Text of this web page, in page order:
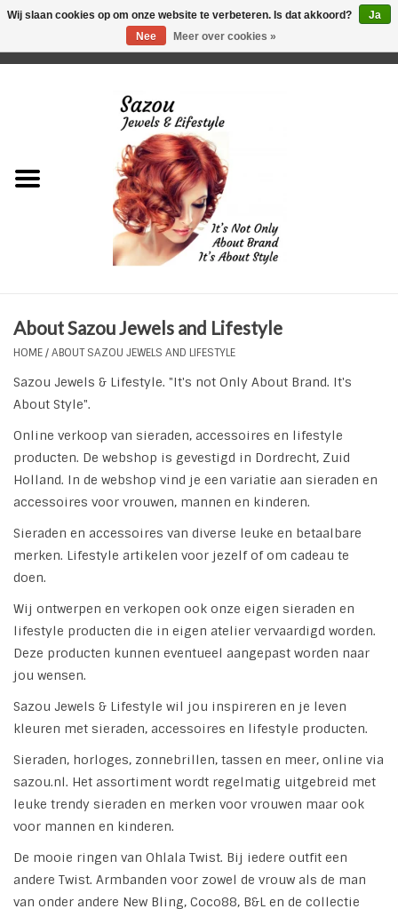
Just for Him
Plus Size Sieraden
Enkelbandjes
Tassen en meer
Haaraccesoires
Zonnebrillen
Fashion
ON THE BEACH
Charmin*s
Ohlala Jewels
LIFESTYLE PRODUCTEN
INSPIRATIE
SALE
About Sazou Jewels and Lifestyle
HOME/ABOUT SAZOU JEWELS AND LIFESTYLE
Sazou Jewels & Lifestyle. "It's not Only About Brand. It's
About Style".
Online verkoop van sieraden, accessoires en lifestyle
producten. De webshop is gevestigd in Dordrecht, Zuid
Holland. In de webshop vind je een variatie aan sieraden en
accessoires voor vrouwen, mannen en kinderen.
Sieraden en accessoires van diverse leuke en betaalbare
merken. Lifestyle artikelen voor jezelf of om cadeau te
doen.
Wij ontwerpen en verkopen ook onze eigen sieraden en
lifestyle producten die in eigen atelier vervaardigd worden.
Deze producten kunnen eventueel aangepast worden naar
jou wensen.
Sazou Jewels & Lifestyle wil jou inspireren en je leven
kleuren met sieraden, accessoires en lifestyle producten.
Sieraden, horloges, zonnebrillen, tassen en meer, online via
sazou.nl. Het assortiment wordt regelmatig uitgebreid met
leuke trendy sieraden en merken voor vrouwen maar ook
voor mannen en kinderen.
De mooie ringen van Ohlala Twist. Bij iedere outfit een
andere Twist. Armbanden voor zowel de vrouw als de man
van onder andere New Bling, Coco88, B&L en de collectie
Wij slaan cookies op om onze website te verbeteren. Is dat akkoord?
Ja
Nee
Meer over cookies »